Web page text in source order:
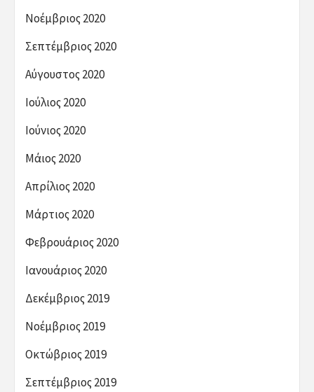
Νοέμβριος 2020
Σεπτέμβριος 2020
Αύγουστος 2020
Ιούλιος 2020
Ιούνιος 2020
Μάιος 2020
Απρίλιος 2020
Μάρτιος 2020
Φεβρουάριος 2020
Ιανουάριος 2020
Δεκέμβριος 2019
Νοέμβριος 2019
Οκτώβριος 2019
Σεπτέμβριος 2019